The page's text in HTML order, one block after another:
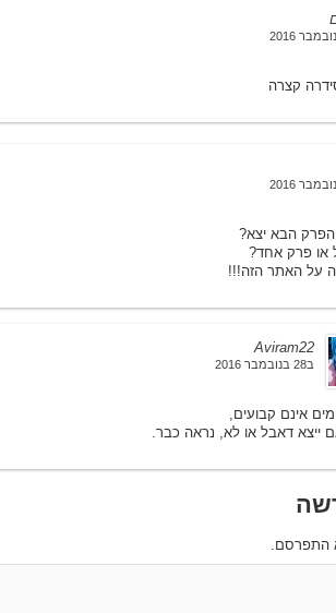
קצרה
Aviram22
ב28 בנובמבר 2016
אינם קבועים,
ייצא דאבל או לא, נראה כבר.
התפרסם.